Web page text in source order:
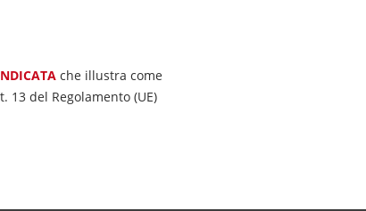
che illustra come
del Regolamento (UE)